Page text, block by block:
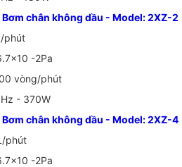
chân không dầu - Model: 2XZ-2
phút
-2Pa
vòng/phút
- 370W
chân không dầu - Model: 2XZ-4
phút
-2Pa